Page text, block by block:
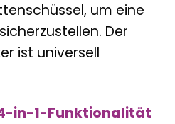
um eine
Der
ist universell
in-1-Funktionalität